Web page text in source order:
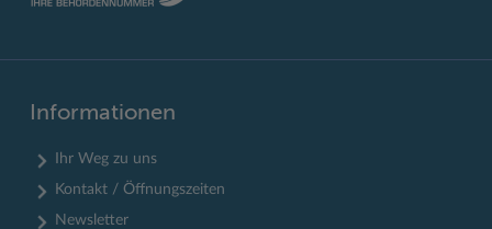
Informationen
Ihr Weg zu uns
Kontakt / Öffnungszeiten
Newsletter